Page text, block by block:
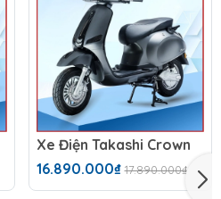
Xe Điện Takashi Crown
16.890.000₫ 17.890.000₫